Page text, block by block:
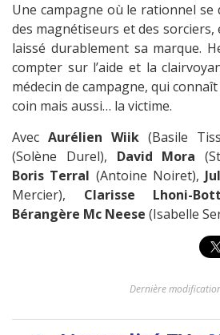
Une campagne où le rationnel se
des magnétiseurs et des sorciers,
laissé durablement sa marque.
compter sur l’aide et la
médecin de campagne, qui
coin mais aussi… la victime.
Avec Aurélien Wiik (Basile
(Solène Durel), David Mora
Boris Terral (Antoine Noiret),
Mercier), Clarisse Lhoni-
Bérangère Mc Neese (Isabelle
Dernière